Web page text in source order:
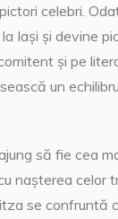
celebri.
Iași și devine
și pe
un
să fie cea
nașterea celor
se confruntă